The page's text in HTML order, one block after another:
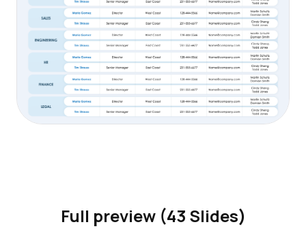
Full preview (43 Slides)